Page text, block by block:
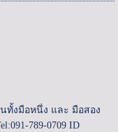
นทั้งมือหนึ่ง และ มือสอง
789-0709 ID